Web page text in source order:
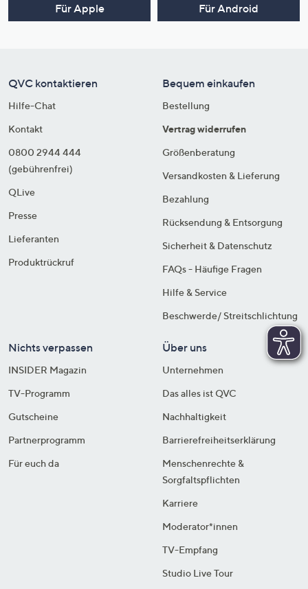
Für Apple Für Android
QVC kontaktieren
Hilfe-Chat
Kontakt
0800 2944 444
(gebührenfrei)
QLive
Presse
Lieferanten
Produktrückruf
Bequem einkaufen
Bestellung
Vertrag widerrufen
Größenberatung
Versandkosten & Lieferung
Bezahlung
Rücksendung & Entsorgung
Sicherheit & Datenschutz
FAQs - Häufige Fragen
Hilfe & Service
Beschwerde/ Streitschlichtung
Nichts verpassen
INSIDER Magazin
TV-Programm
Gutscheine
Partnerprogramm
Für euch da
Über uns
Unternehmen
Das alles ist QVC
Nachhaltigkeit
Barrierefreiheitserklärung
Menschenrechte &
Sorgfaltspflichten
Karriere
Moderator*innen
TV-Empfang
Studio Live Tour